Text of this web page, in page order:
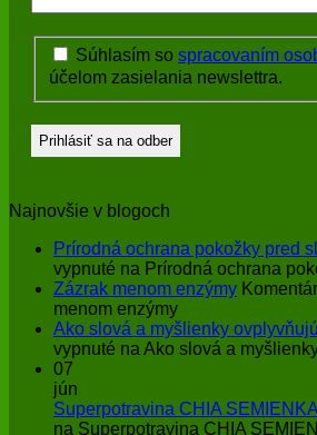
Súhlasím so spracovaním
účelom zasielania newslettra.
Najnovšie v blogoch
Prírodná ochrana pokožky pred
vypnuté na Prírodná ochrana
Zázrak menom enzýmy
menom enzýmy
Ako slová a myšlienky
vypnuté na Ako slová a
07
jún
Superpotravina CHIA SEMIENKA
na Superpotravina CHIA